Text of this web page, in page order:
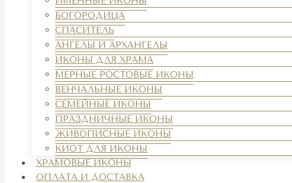
БОГОРОДИЦА
СПАСИТЕЛЬ
АНГЕЛЫ И АРХАНГЕЛЫ
ИКОНЫ ДЛЯ ХРАМА
МЕРНЫЕ РОСТОВЫЕ ИКОНЫ
ВЕНЧАЛЬНЫЕ ИКОНЫ
СЕМЕЙНЫЕ ИКОНЫ
ПРАЗДНИЧНЫЕ ИКОНЫ
ЖИВОПИСНЫЕ ИКОНЫ
КИОТ ДЛЯ ИКОНЫ
ХРАМОВЫЕ ИКОНЫ
ОПЛАТА И ДОСТАВКА